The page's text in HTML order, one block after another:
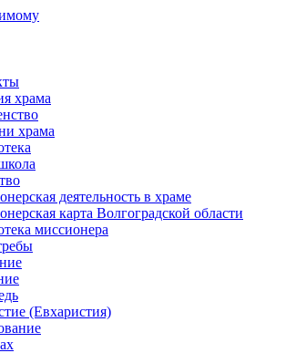
храма
храма
деятельность в храме
карта Волгоградской области
миссионера
(Евхаристия)